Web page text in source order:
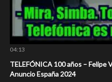
04:13
TELEFÓNICA 100 años – Felipe
Anuncio España 2024